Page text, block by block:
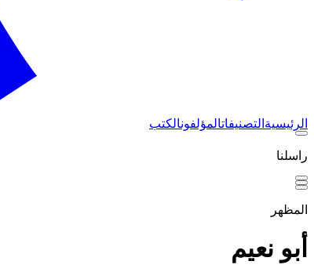
الرئيسية التصنيفاتالمؤلفونالكتب
راسلنا
المظهر
أبو نعيم